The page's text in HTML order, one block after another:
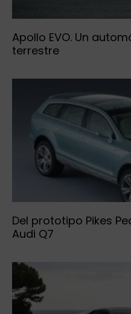
Apollo EVO. Un
terrestre
Del prototipo Pikes
Audi Q7